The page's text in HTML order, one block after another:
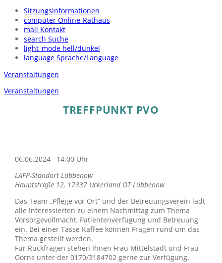
Sitzungsinformationen
computer Online-Rathaus
mail Kontakt
search Suche
light_mode hell/dunkel
language Sprache/Language
Veranstaltungen
Veranstaltungen
TREFFPUNKT PVO
06.06.2024
14:00 Uhr
LAFP-Standort Lübbenow
Hauptstraße 12, 17337 Uckerland OT Lübbenow
Das Team „Pflege vor Ort“ und der Betreuungsverein lädt
alle Interessierten zu einem Nachmittag zum Thema
Vorsorgevollmacht, Patientenverfügung und Betreuung
ein. Bei einer Tasse Kaffee können Fragen rund um das
Thema gestellt werden.
Für Rückfragen stehen Ihnen Frau Mittelstädt und Frau
Gorns unter der 0170/3184702 gerne zur Verfügung.